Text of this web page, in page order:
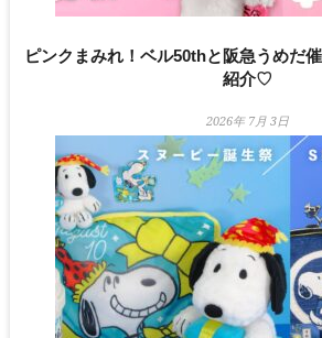
ピンクまみれ！ベル50thと阪急うめだ
紹介♡
2026年 7月 3日